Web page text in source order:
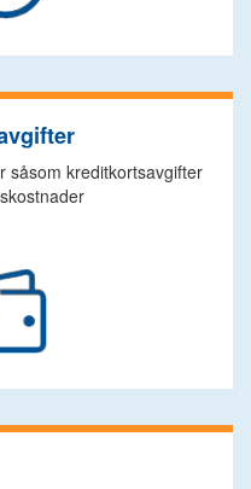
såsom kreditkortsavgifter